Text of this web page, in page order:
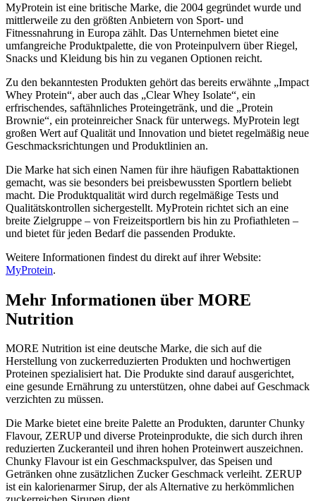
MyProtein ist eine britische Marke, die 2004 gegründet wurde und
mittlerweile zu den größten Anbietern von Sport- und
Fitnessnahrung in Europa zählt. Das Unternehmen bietet eine
umfangreiche Produktpalette, die von Proteinpulvern über Riegel,
Snacks und Kleidung bis hin zu veganen Optionen reicht.
Zu den bekanntesten Produkten gehört das bereits erwähnte „Impact
Whey Protein“, aber auch das „Clear Whey Isolate“, ein
erfrischendes, saftähnliches Proteingetränk, und die „Protein
Brownie“, ein proteinreicher Snack für unterwegs. MyProtein legt
großen Wert auf Qualität und Innovation und bietet regelmäßig neue
Geschmacksrichtungen und Produktlinien an.
Die Marke hat sich einen Namen für ihre häufigen Rabattaktionen
gemacht, was sie besonders bei preisbewussten Sportlern beliebt
macht. Die Produktqualität wird durch regelmäßige Tests und
Qualitätskontrollen sichergestellt. MyProtein richtet sich an eine
breite Zielgruppe – von Freizeitsportlern bis hin zu Profiathleten –
und bietet für jeden Bedarf die passenden Produkte.
Weitere Informationen findest du direkt auf ihrer Website:
MyProtein.
Mehr Informationen über MORE
Nutrition
MORE Nutrition ist eine deutsche Marke, die sich auf die
Herstellung von zuckerreduzierten Produkten und hochwertigen
Proteinen spezialisiert hat. Die Produkte sind darauf ausgerichtet,
eine gesunde Ernährung zu unterstützen, ohne dabei auf Geschmack
verzichten zu müssen.
Die Marke bietet eine breite Palette an Produkten, darunter Chunky
Flavour, ZERUP und diverse Proteinprodukte, die sich durch ihren
reduzierten Zuckeranteil und ihren hohen Proteinwert auszeichnen.
Chunky Flavour ist ein Geschmackspulver, das Speisen und
Getränken ohne zusätzlichen Zucker Geschmack verleiht. ZERUP
ist ein kalorienarmer Sirup, der als Alternative zu herkömmlichen